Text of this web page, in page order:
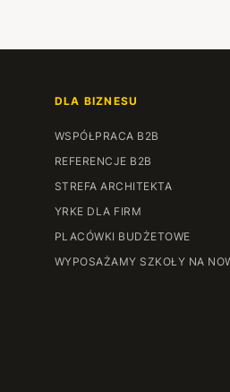
DLA BIZNESU
WSPÓŁPRACA B2B
REFERENCJE B2B
STREFA ARCHITEKTA
YRKE DLA FIRM
PLACÓWKI BUDŻETOWE
WYPOSAŻAMY SZKOŁY NA